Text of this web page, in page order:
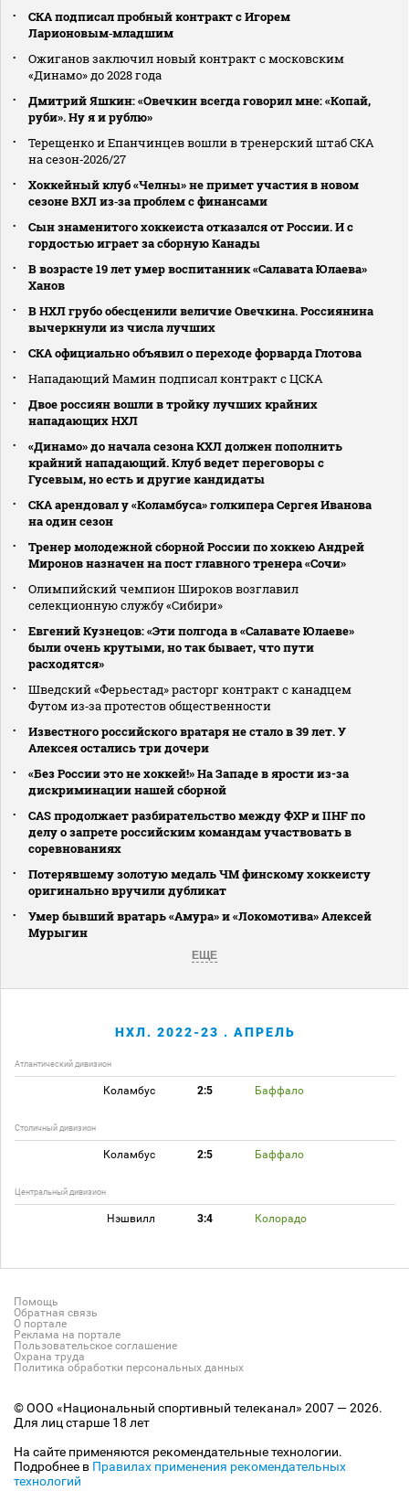
СКА подписал пробный контракт с Игорем
Ларионовым‑младшим
Ожиганов заключил новый контракт с московским
«Динамо» до 2028 года
Дмитрий Яшкин: «Овечкин всегда говорил мне: «Копай,
руби». Ну я и рублю»
Терещенко и Епанчинцев вошли в тренерский штаб СКА
на сезон‑2026/27
Хоккейный клуб «Челны» не примет участия в новом
сезоне ВХЛ из‑за проблем с финансами
Сын знаменитого хоккеиста отказался от России. И с
гордостью играет за сборную Канады
В возрасте 19 лет умер воспитанник «Салавата Юлаева»
Ханов
В НХЛ грубо обесценили величие Овечкина. Россиянина
вычеркнули из числа лучших
СКА официально объявил о переходе форварда Глотова
Нападающий Мамин подписал контракт с ЦСКА
Двое россиян вошли в тройку лучших крайних
нападающих НХЛ
«Динамо» до начала сезона КХЛ должен пополнить
крайний нападающий. Клуб ведет переговоры с
Гусевым, но есть и другие кандидаты
СКА арендовал у «Коламбуса» голкипера Сергея Иванова
на один сезон
Тренер молодежной сборной России по хоккею Андрей
Миронов назначен на пост главного тренера «Сочи»
Олимпийский чемпион Широков возглавил
селекционную службу «Сибири»
Евгений Кузнецов: «Эти полгода в «Салавате Юлаеве»
были очень крутыми, но так бывает, что пути
расходятся»
Шведский «Ферьестад» расторг контракт с канадцем
Футом из‑за протестов общественности
Известного российского вратаря не стало в 39 лет. У
Алексея остались три дочери
«Без России это не хоккей!» На Западе в ярости из-за
дискриминации нашей сборной
CAS продолжает разбирательство между ФХР и IIHF по
делу о запрете российским командам участвовать в
соревнованиях
Потерявшему золотую медаль ЧМ финскому хоккеисту
оригинально вручили дубликат
Умер бывший вратарь «Амура» и «Локомотива» Алексей
Мурыгин
ЕЩЕ
НХЛ. 2022-23 . АПРЕЛЬ
Атлантический дивизион
Коламбус 2:5 Баффало
Столичный дивизион
Коламбус 2:5 Баффало
Центральный дивизион
Нэшвилл 3:4 Колорадо
Помощь
Обратная связь
О портале
Реклама на портале
Пользовательское соглашение
Охрана труда
Политика обработки персональных данных
© ООО «Национальный спортивный телеканал» 2007 — 2026.
Для лиц старше 18 лет
На сайте применяются рекомендательные технологии.
Подробнее в Правилах применения рекомендательных
технологий